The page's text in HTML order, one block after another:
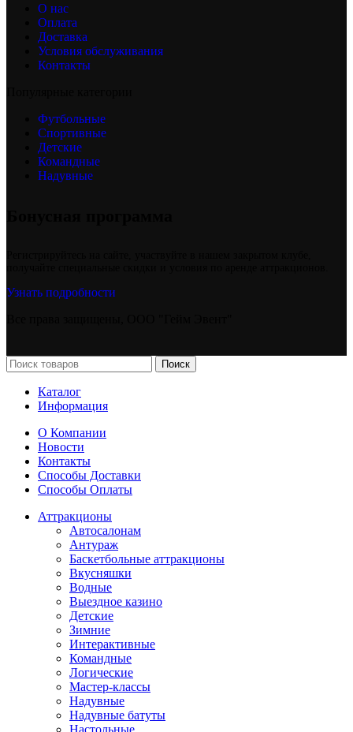
О нас
Оплата
Доставка
Условия обслуживания
Контакты
Футбольные
Спортивные
Детские
Командные
Надувные
Узнать подробности
Поиск
Каталог
Информация
О Компании
Новости
Контакты
Способы Доставки
Способы Оплаты
Аттракционы
Автосалонам
Антураж
Баскетбольные аттракционы
Вкусняшки
Водные
Выездное казино
Детские
Зимние
Интерактивные
Командные
Логические
Мастер-классы
Надувные
Надувные батуты